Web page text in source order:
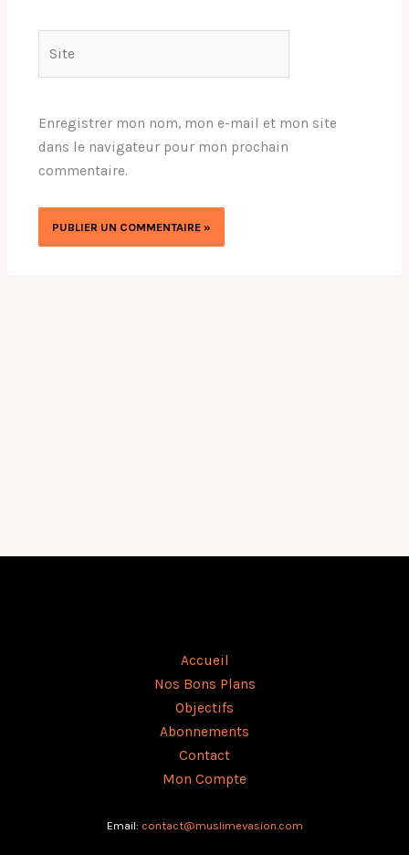
Enregistrer mon nom, mon e-mail et mon site
dans le navigateur pour mon prochain
commentaire.
Accueil
Nos Bons Plans
Objectifs
Abonnements
Contact
Mon Compte
Email: contact@muslimevasion.com